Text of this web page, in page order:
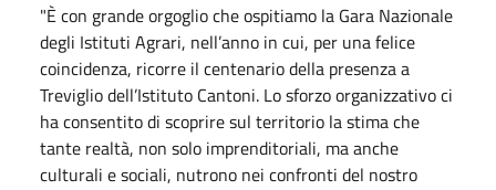
"È con grande orgoglio che ospitiamo la Gara Nazionale
degli Istituti Agrari, nell’anno in cui, per una felice
coincidenza, ricorre il centenario della presenza a
Treviglio dell’Istituto Cantoni. Lo sforzo organizzativo ci
ha consentito di scoprire sul territorio la stima che
tante realtà, non solo imprenditoriali, ma anche
culturali e sociali, nutrono nei confronti del nostro